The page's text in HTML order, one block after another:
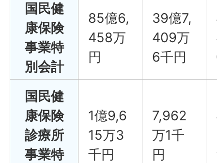
国民健
康保険
事業特
別会計
85億6,
458万
円
39億7,
409万
6千円
国民健
康保険
診療所
事業特
1億9,6
15万3
千円
7,962
万1千
円